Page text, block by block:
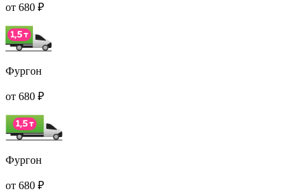
от 680 ₽
Фургон
от 680 ₽
Фургон
от 680 ₽